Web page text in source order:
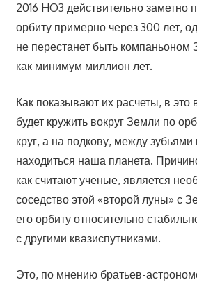
2016 HO3 действительно заметно
орбиту примерно через 300 лет,
не перестанет быть
как минимум миллион лет.
Как показывают их расчеты, в это
будет кружить вокруг Земли по
круг, а на подкову, между зубьями
находиться наша планета.
как считают ученые, является
соседство этой «второй луны» с
его орбиту относительно
с другими квазиспутниками.
Это, по мнению братьев-